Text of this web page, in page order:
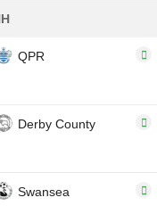
QPR
Derby County
Swansea